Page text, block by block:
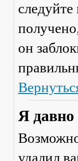
он
Я давно
удалил